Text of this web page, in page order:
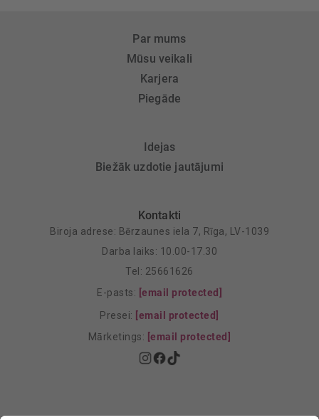
Par mums
Mūsu veikali
Karjera
Piegāde
Idejas
Biežāk uzdotie jautājumi
Kontakti
Biroja adrese: Bērzaunes iela 7, Rīga, LV-1039
Darba laiks: 10.00-17.30
Tel: 25661626
E-pasts: [email protected]
Presei: [email protected]
Mārketings: [email protected]